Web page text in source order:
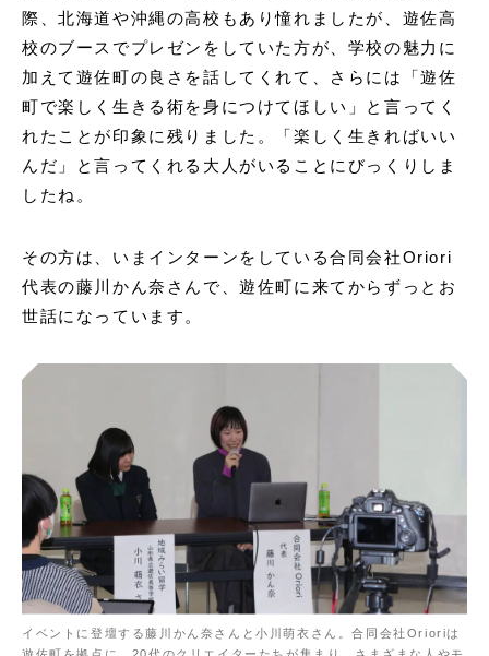
際、北海道や沖縄の高校もあり憧れましたが、遊佐高
校のブースでプレゼンをしていた方が、学校の魅力に
加えて遊佐町の良さを話してくれて、さらには「遊佐
町で楽しく生きる術を身につけてほしい」と言ってく
れたことが印象に残りました。「楽しく生きればいい
んだ」と言ってくれる大人がいることにびっくりしま
したね。
その方は、いまインターンをしている合同会社Oriori
代表の藤川かん奈さんで、遊佐町に来てからずっとお
世話になっています。
イベントに登壇する藤川かん奈さんと小川萌衣さん。合同会社Orioriは
遊佐町を拠点に、20代のクリエイターたちが集まり、さまざまな人やモ